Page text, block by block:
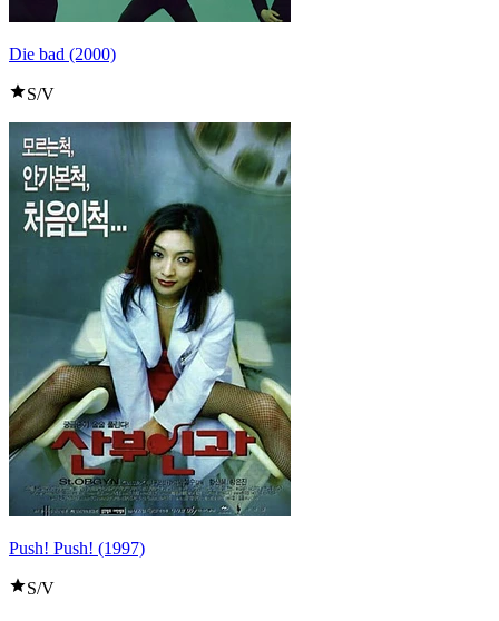
Die bad (2000)
S/V
Push! Push! (1997)
S/V